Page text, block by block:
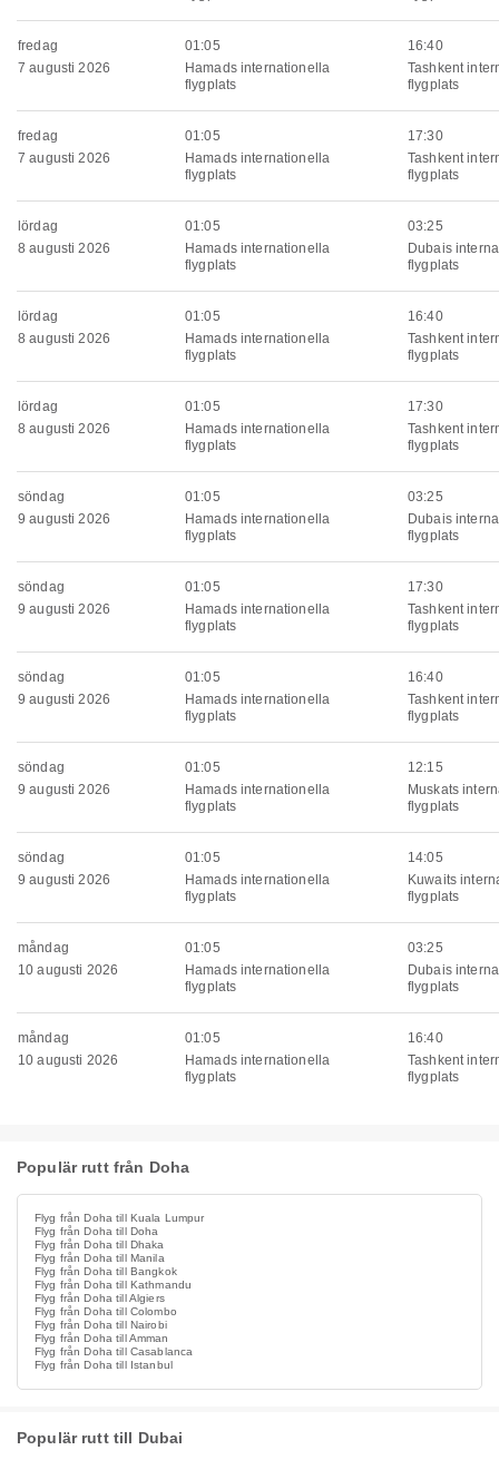
fredag
7 augusti 2026
01:05
Hamads internationella
flygplats
16:40
Tashkent
flygplats
fredag
7 augusti 2026
01:05
Hamads internationella
flygplats
17:30
Tashkent
flygplats
lördag
8 augusti 2026
01:05
Hamads internationella
flygplats
03:25
Dubais
flygplats
lördag
8 augusti 2026
01:05
Hamads internationella
flygplats
16:40
Tashkent
flygplats
lördag
8 augusti 2026
01:05
Hamads internationella
flygplats
17:30
Tashkent
flygplats
söndag
9 augusti 2026
01:05
Hamads internationella
flygplats
03:25
Dubais
flygplats
söndag
9 augusti 2026
01:05
Hamads internationella
flygplats
17:30
Tashkent
flygplats
söndag
9 augusti 2026
01:05
Hamads internationella
flygplats
16:40
Tashkent
flygplats
söndag
9 augusti 2026
01:05
Hamads internationella
flygplats
12:15
Muskats
flygplats
söndag
9 augusti 2026
01:05
Hamads internationella
flygplats
14:05
Kuwaits
flygplats
måndag
10 augusti 2026
01:05
Hamads internationella
flygplats
03:25
Dubais
flygplats
måndag
10 augusti 2026
01:05
Hamads internationella
flygplats
16:40
Tashkent
flygplats
Populär rutt från Doha
Flyg från Doha till Kuala Lumpur
Flyg från Doha till Doha
Flyg från Doha till Dhaka
Flyg från Doha till Manila
Flyg från Doha till Bangkok
Flyg från Doha till Kathmandu
Flyg från Doha till Algiers
Flyg från Doha till Colombo
Flyg från Doha till Nairobi
Flyg från Doha till Amman
Flyg från Doha till Casablanca
Flyg från Doha till Istanbul
Populär rutt till Dubai